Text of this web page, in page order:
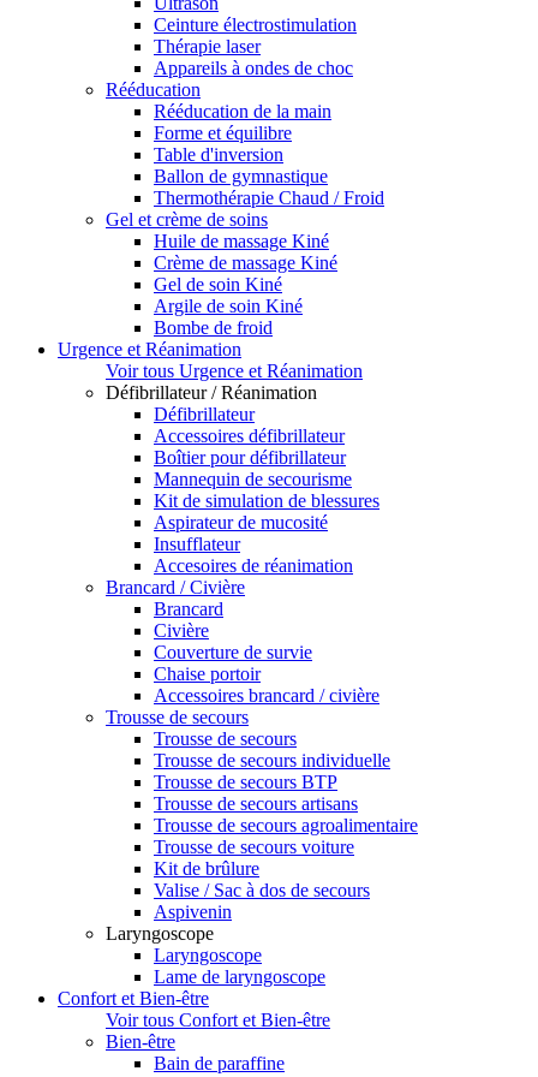
Ceinture électrostimulation
Thérapie laser
Appareils à ondes de choc
Rééducation
Rééducation de la main
Forme et équilibre
Table d'inversion
Ballon de gymnastique
Thermothérapie Chaud / Froid
Gel et crème de soins
Huile de massage Kiné
Crème de massage Kiné
Gel de soin Kiné
Argile de soin Kiné
Bombe de froid
Urgence et Réanimation
Voir tous Urgence et Réanimation
Défibrillateur / Réanimation
Défibrillateur
Accessoires défibrillateur
Boîtier pour défibrillateur
Mannequin de secourisme
Kit de simulation de blessures
Aspirateur de mucosité
Insufflateur
Accesoires de réanimation
Brancard / Civière
Brancard
Civière
Couverture de survie
Chaise portoir
Accessoires brancard / civière
Trousse de secours
Trousse de secours
Trousse de secours individuelle
Trousse de secours BTP
Trousse de secours artisans
Trousse de secours agroalimentaire
Trousse de secours voiture
Kit de brûlure
Valise / Sac à dos de secours
Aspivenin
Laryngoscope
Laryngoscope
Lame de laryngoscope
Confort et Bien-être
Voir tous Confort et Bien-être
Bien-être
Bain de paraffine